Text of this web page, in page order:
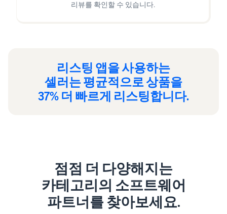
리뷰를 확인할 수 있습니다.
리스팅 앱을 사용하는
셀러는 평균적으로 상품을
37% 더 빠르게 리스팅합니다.
점점 더 다양해지는
카테고리의 소프트웨어
파트너를 찾아보세요.